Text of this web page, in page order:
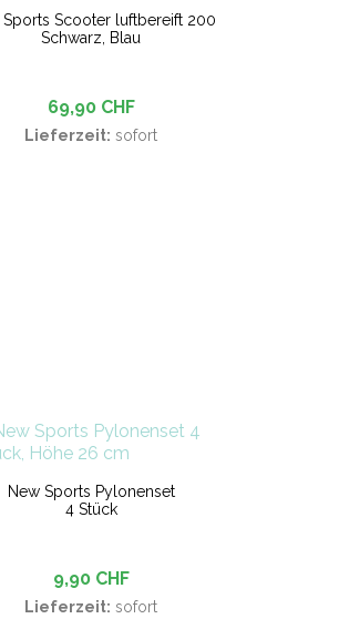
Sports Scooter luftbereift 200
Schwarz, Blau
69,90 CHF
Lieferzeit: sofort
New Sports Pylonenset
4 Stück
9,90 CHF
Lieferzeit: sofort